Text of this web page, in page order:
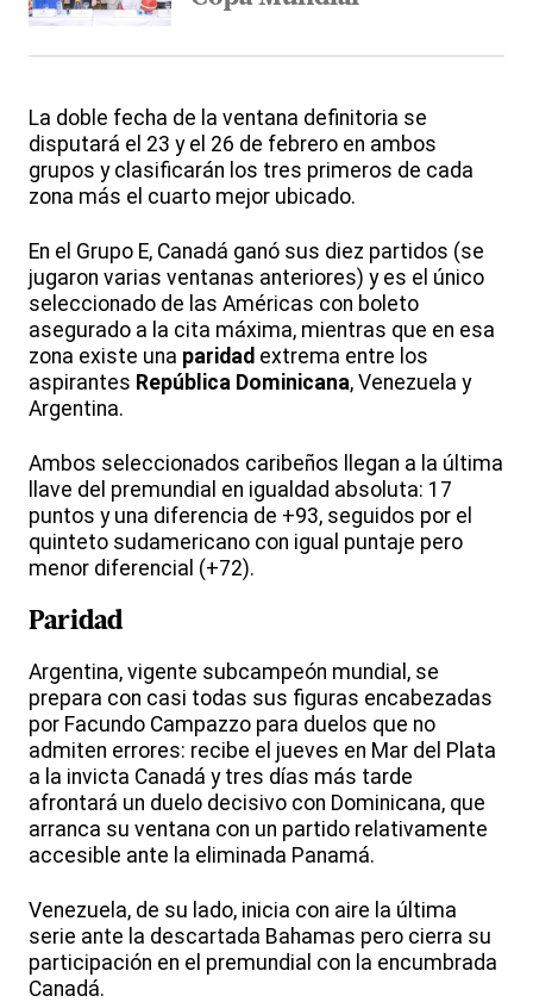
La doble fecha de la ventana definitoria se
disputará el 23 y el 26 de febrero en ambos
grupos y clasificarán los tres primeros de cada
zona más el cuarto mejor ubicado.
En el Grupo E, Canadá ganó sus diez partidos (se
jugaron varias ventanas anteriores) y es el único
seleccionado de las Américas con boleto
asegurado a la cita máxima, mientras que en esa
zona existe una paridad extrema entre los
aspirantes República Dominicana, Venezuela y
Argentina.
Ambos seleccionados caribeños llegan a la última
llave del premundial en igualdad absoluta: 17
puntos y una diferencia de +93, seguidos por el
quinteto sudamericano con igual puntaje pero
menor diferencial (+72).
Paridad
Argentina, vigente subcampeón mundial, se
prepara con casi todas sus figuras encabezadas
por Facundo Campazzo para duelos que no
admiten errores: recibe el jueves en Mar del Plata
a la invicta Canadá y tres días más tarde
afrontará un duelo decisivo con Dominicana, que
arranca su ventana con un partido relativamente
accesible ante la eliminada Panamá.
Venezuela, de su lado, inicia con aire la última
serie ante la descartada Bahamas pero cierra su
participación en el premundial con la encumbrada
Canadá.